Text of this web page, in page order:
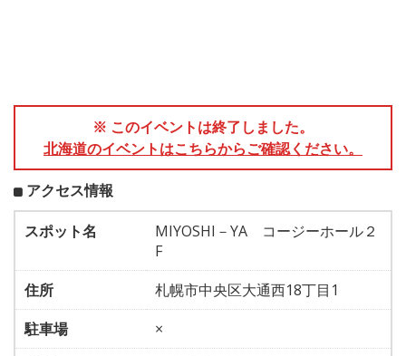
※ このイベントは終了しました。
北海道のイベントはこちらからご確認ください。
アクセス情報
スポット名
MIYOSHI－YA コージーホール２
F
住所
札幌市中央区大通西18丁目1
駐車場
×